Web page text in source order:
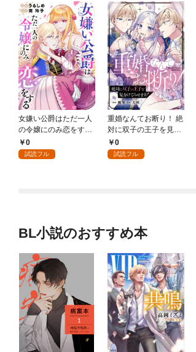
女嫌い公爵はただ一人
の令嬢にのみ恋をする
（分冊版）第１話
0
試読フル
重婚なんてお断り！ 絶
対に双子の王子を見分
けてみせます！（分冊
版） 第１話
0
試読フル
BL小説のおすすめ本